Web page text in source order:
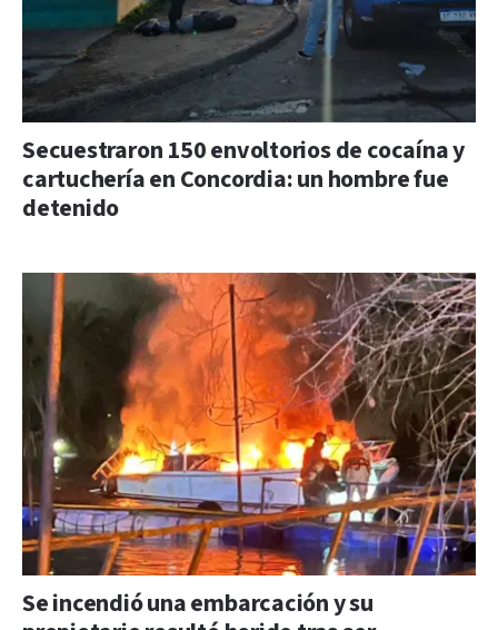
Secuestraron 150 envoltorios de cocaína y
cartuchería en Concordia: un hombre fue
detenido
Se incendió una embarcación y su